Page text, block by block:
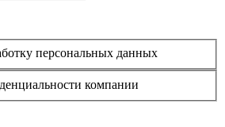
персональных данных
компании